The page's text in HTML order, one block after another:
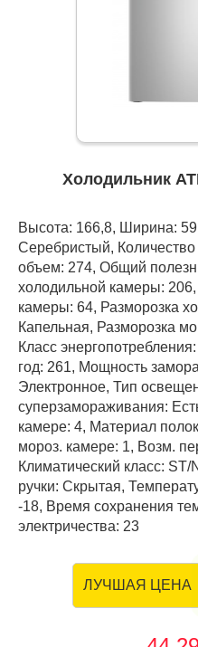
Холодильник
Высота: 166,8, Ширина:
Серебристый,
объем: 274, Общий
холодильной камеры:
камеры: 64, Разморозка
Капельная, Разморозка
Класс
год: 261, Мощность
Электронное, Тип
суперзамораживания:
камере: 4, Материал
мороз. камере: 1, Возм.
Климатический класс:
ручки: Скрытая,
-18, Время сохранения
электричества: 23
ЛУЧШАЯ ЦЕНА